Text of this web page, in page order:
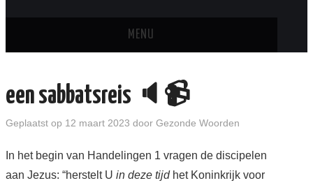
MENU
STUDIES
BOEKEN EN BROCHURES
een sabbatsreis 🔈📹
Geplaatst op 12 maart 2023 door Gezonde Woorden
In het begin van Handelingen 1 vragen de discipelen
aan Jezus: “herstelt U in deze tijdhet Koninkrijk voor